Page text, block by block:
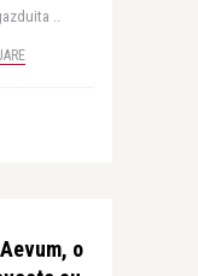
..
o